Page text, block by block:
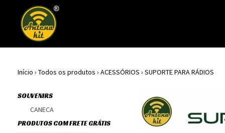
Início › Todos os produtos › ACESSÓRIOS › SUPORTE PARA RÁDIOS
SOUVENIRS
CANECA
PRODUTOS COM FRETE GRÁTIS